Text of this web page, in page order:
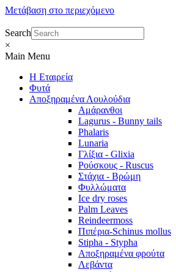
Μετάβαση στο περιεχόμενο
Search
×
Main Menu
Η Εταιρεία
Φυτά
Αποξηραμένα Λουλούδια
Αμάρανθοι
Lagurus - Bunny tails
Phalaris
Lunaria
Γλίξια - Glixia
Ρούσκους - Ruscus
Στάχια - Βρώμη
Φυλλώματα
Ice dry roses
Palm Leaves
Reindeermoss
Πιπέρια-Schinus mollus
Stipha - Stypha
Αποξηραμένα φρούτα
Λεβάντα